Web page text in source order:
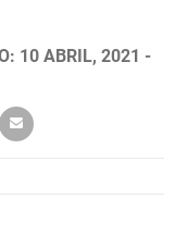
10 ABRIL, 2021 -